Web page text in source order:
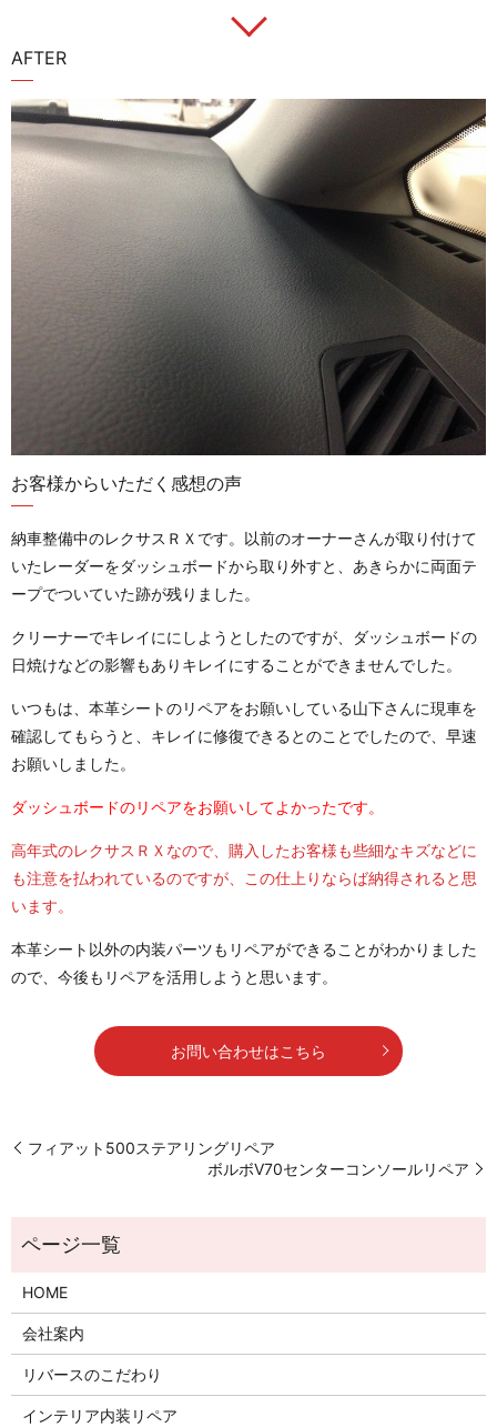
AFTER
お客様からいただく感想の声
納車整備中のレクサスＲＸです。以前のオーナーさんが取り付けて
いたレーダーをダッシュボードから取り外すと、あきらかに両面テ
ープでついていた跡が残りました。
クリーナーでキレイににしようとしたのですが、ダッシュボードの
日焼けなどの影響もありキレイにすることができませんでした。
いつもは、本革シートのリペアをお願いしている山下さんに現車を
確認してもらうと、キレイに修復できるとのことでしたので、早速
お願いしました。
ダッシュボードのリペアをお願いしてよかったです。
高年式のレクサスＲＸなので、購入したお客様も些細なキズなどに
も注意を払われているのですが、この仕上りならば納得されると思
います。
本革シート以外の内装パーツもリペアができることがわかりました
ので、今後もリペアを活用しようと思います。
お問い合わせはこちら
フィアット500ステアリングリペア
ボルボV70センターコンソールリペア
HOME
会社案内
リバースのこだわり
インテリア内装リペア